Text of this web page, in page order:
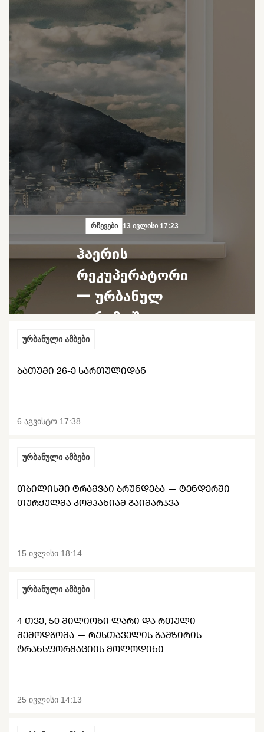
რჩევები 13 ივლისი 17:23
ჰაერის
რეკუპერატორი
— ურბანულ
გარემოში
დაბინძურებულ
ურბანული ამბები
ᲑᲐᲗᲣᲛᲘ 26-Ე ᲡᲐᲠᲗᲣᲚᲘᲓᲐᲜ
6 აგვისტო 17:38
ურბანული ამბები
ᲗᲑᲘᲚᲘᲡᲨᲘ ᲢᲠᲐᲛᲕᲐᲘ ᲑᲠᲣᲜᲓᲔᲑᲐ — ᲢᲔᲜᲓᲔᲠᲨᲘ
ᲗᲣᲠᲥᲣᲚᲛᲐ ᲙᲝᲛᲞᲐᲜᲘᲐᲛ ᲒᲐᲘᲛᲐᲠᲯᲕᲐ
15 ივლისი 18:14
ურბანული ამბები
4 ᲗᲕᲔ, 50 ᲛᲘᲚᲘᲝᲜᲘ ᲚᲐᲠᲘ ᲓᲐ ᲠᲗᲣᲚᲘ
ᲨᲔᲛᲝᲓᲒᲝᲛᲐ — ᲠᲣᲡᲗᲐᲕᲔᲚᲘᲡ ᲒᲐᲛᲖᲘᲠᲘᲡ
ᲢᲠᲐᲜᲡᲤᲝᲠᲛᲐᲪᲘᲘᲡ ᲛᲝᲚᲝᲓᲘᲜᲘ
25 ივლისი 14:13